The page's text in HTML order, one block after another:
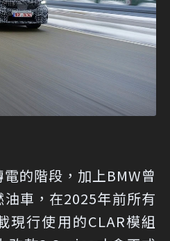
的階段，加上BMW曾
車，在2025年前所有
現行使用的CLAR模組